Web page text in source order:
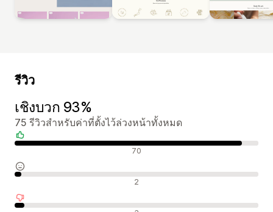
รีวิว
เชิงบวก 93%
75 รีวิวสำหรับค่าที่ตั้งไว้ล่วงหน้าทั้งหมด
รีวิวเชิงบวก 70
รีวิวที่เป็นกลาง 2